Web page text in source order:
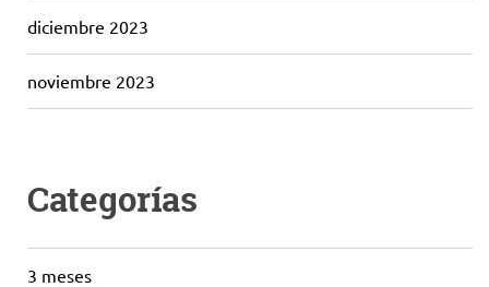
diciembre 2023
noviembre 2023
Categorías
3 meses